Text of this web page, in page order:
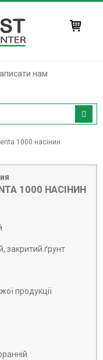
нам
1000 насінин
1000 НАСІНИН
закритий ґрунт
продукції